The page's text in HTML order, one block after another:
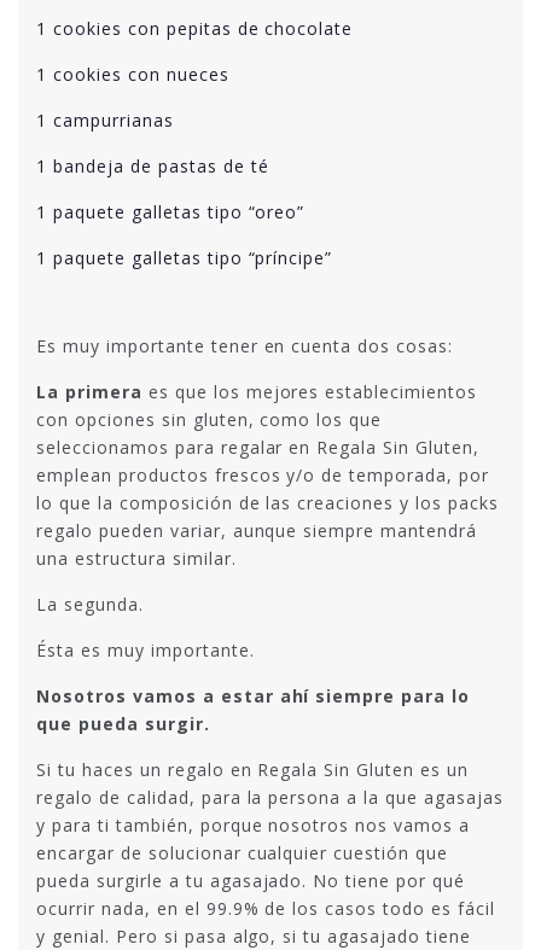
1 cookies con pepitas de chocolate
1 cookies con nueces
1 campurrianas
1 bandeja de pastas de té
1 paquete galletas tipo “oreo”
1 paquete galletas tipo “príncipe”
Es muy importante tener en cuenta dos cosas:
La primera es que los mejores establecimientos
con opciones sin gluten, como los que
seleccionamos para regalar en Regala Sin Gluten,
emplean productos frescos y/o de temporada, por
lo que la composición de las creaciones y los packs
regalo pueden variar, aunque siempre mantendrá
una estructura similar.
La segunda.
Ésta es muy importante.
Nosotros vamos a estar ahí siempre para lo
que pueda surgir.
Si tu haces un regalo en Regala Sin Gluten es un
regalo de calidad, para la persona a la que agasajas
y para ti también, porque nosotros nos vamos a
encargar de solucionar cualquier cuestión que
pueda surgirle a tu agasajado. No tiene por qué
ocurrir nada, en el 99.9% de los casos todo es fácil
y genial. Pero si pasa algo, si tu agasajado tiene